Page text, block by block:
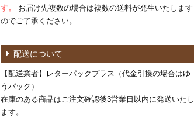
す。
お届け先複数の場合は複数の送料が発生いたします
のでご了承ください。
配送について
【配送業者】レターパックプラス（代金引換の場合はゆ
うパック）
在庫のある商品はご注文確認後3営業日以内に発送いたし
ます。